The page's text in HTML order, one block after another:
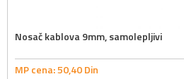
Nosač kablova 9mm, samolepljivi
MP cena:50,40Din